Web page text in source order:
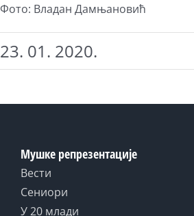
Фото: Владан Дамњановић
23. 01. 2020.
Мушке репрезентације
Вести
Сениори
У 20 млади